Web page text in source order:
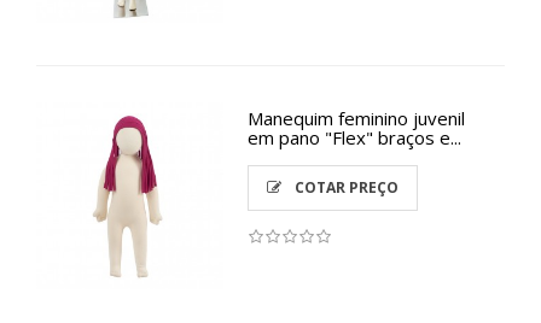
Manequim feminino juvenil
em pano "Flex" braços e...
COTAR PREÇO